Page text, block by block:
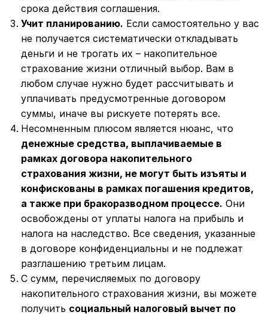
срока действия соглашения.
Учит планированию. Если самостоятельно у вас
не получается систематически откладывать
деньги и не трогать их – накопительное
страхование жизни отличный выбор. Вам в
любом случае нужно будет рассчитывать и
уплачивать предусмотренные договором
суммы, иначе вы рискуете потерять все.
Несомненным плюсом является нюанс, что
денежные средства, выплачиваемые в
рамках договора накопительного
страхования жизни, не могут быть изъяты и
конфискованы в рамках погашения кредитов,
а также при бракоразводном процессе. Они
освобождены от уплаты налога на прибыль и
налога на наследство. Все сведения, указанные
в договоре конфиденциальны и не подлежат
разглашению третьим лицам.
С сумм, перечисляемых по договору
накопительного страхования жизни, вы можете
получить социальный налоговый вычет по